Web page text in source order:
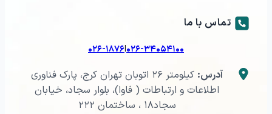
تماس با ما
۰۲۶-۳۴۰۵۴۱۰۰|۰۲۶-۱۸۷۶
آدرس:
کیلومتر ۲۶ اتوبان تهران کرج، پارک فناوری
اطلاعات و ارتباطات ( فاوا)، بلوار سجاد، خیابان
سجاد۱۸ ، ساختمان ۲۲۲